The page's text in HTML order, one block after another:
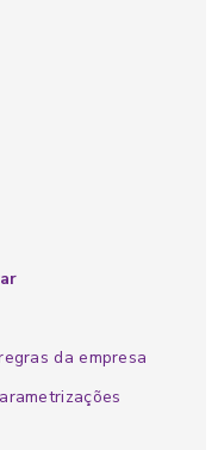
da empresa